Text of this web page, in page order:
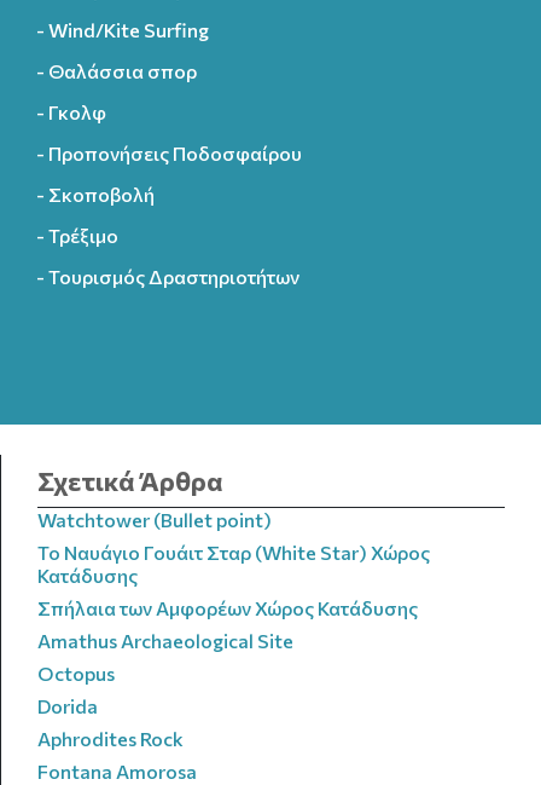
- Wind/Kite Surfing
- Θαλάσσια σπορ
- Γκολφ
- Προπονήσεις Ποδοσφαίρου
- Σκοποβολή
- Τρέξιμο
- Τουρισμός Δραστηριοτήτων
Σχετικά Άρθρα
Watchtower (Bullet point)
Το Ναυάγιο Γουάιτ Σταρ (White Star) Χώρος
Κατάδυσης
Σπήλαια των Αμφορέων Χώρος Κατάδυσης
Amathus Archaeological Site
Octopus
Dorida
Aphrodites Rock
Fontana Amorosa